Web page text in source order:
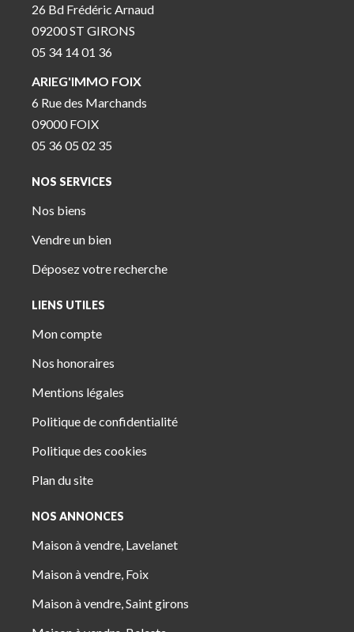
26 Bd Frédéric Arnaud
09200 ST GIRONS
05 34 14 01 36
ARIEG'IMMO FOIX
6 Rue des Marchands
09000 FOIX
05 36 05 02 35
NOS SERVICES
Nos biens
Vendre un bien
Déposez votre recherche
LIENS UTILES
Mon compte
Nos honoraires
Mentions légales
Politique de confidentialité
Politique des cookies
Plan du site
NOS ANNONCES
Maison à vendre, Lavelanet
Maison à vendre, Foix
Maison à vendre, Saint girons